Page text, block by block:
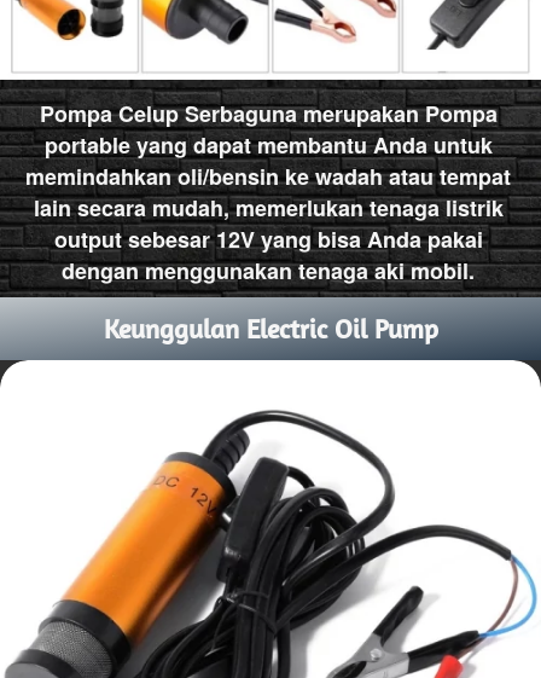
Pompa Celup Serbaguna merupakan Pompa
portable yang dapat membantu Anda untuk
memindahkan oli/bensin ke wadah atau tempat
lain secara mudah, memerlukan tenaga listrik
output sebesar 12V yang bisa Anda pakai
dengan menggunakan tenaga aki mobil.
Keunggulan Electric Oil Pump